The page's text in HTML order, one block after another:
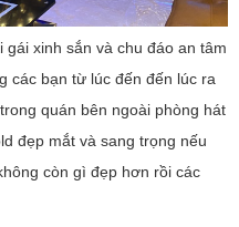
xinh sắn và chu đáo an tâm
các bạn từ lúc đến đến lúc ra
quán bên ngoài phòng hát
đẹp mắt và sang trọng nếu
còn gì đẹp hơn rồi các